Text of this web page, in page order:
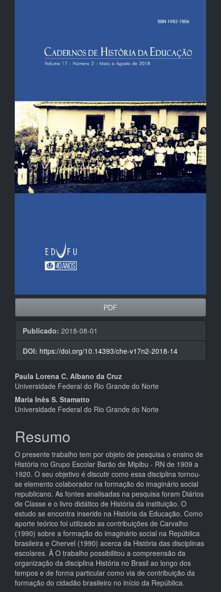
artigos
PDF
Publicado: 2018-08-01
DOI: https://doi.org/10.14393/che-v17n2-2018-14
Conteúdo
do
artigo
principal
Paula Lorena C. Albano da Cruz
Universidade Federal do Rio Grande do Norte
Maria Inês S. Stamatto
Universidade Federal do Rio Grande do Norte
Resumo
O presente trabalho tem por objeto de pesquisa o ensino de
História no Grupo Escolar Barão de Mipibu - RN de 1909 a
1920. O seu objetivo é discutir como essa disciplina tornou-
se elemento colaborador na formação do imaginário social
republicano. As fontes analisadas na pesquisa foram Diários
de Classe e o livro didático de História da instituição. O
estudo se encontra inserido na História da Educação. Como
aporte teórico foi utilizado as contribuições de Carvalho
(1990) sobre a formação do imaginário social na República
brasileira e Chervel (1990) acerca da História das disciplinas
escolares. Â O trabalho possibilitou a compreensão da
organização da disciplina História no Brasil ao longo dos
tempos e de forma particular como via de contribuição da
formação do cidadão brasileiro no início da República.